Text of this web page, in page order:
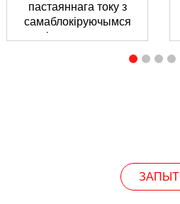
пастаяннага току з
самаблокіруючымся
рухавіком запаволення
ЗАПЫТ